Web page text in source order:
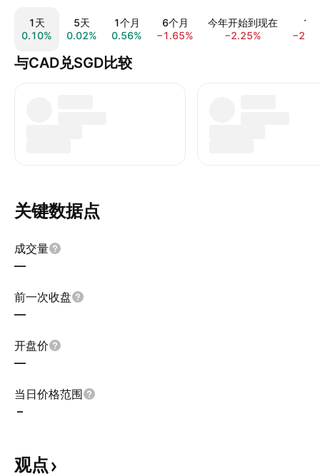
1天
0.10%
5天
0.02%
1个月
0.56%
6个月
−1.65%
今年开始到现在
−2.25%
1年
与CAD兑SGD比较
关键数据点
成交量
—
前一次收盘
—
开盘价
—
当日价格范围
–
观点